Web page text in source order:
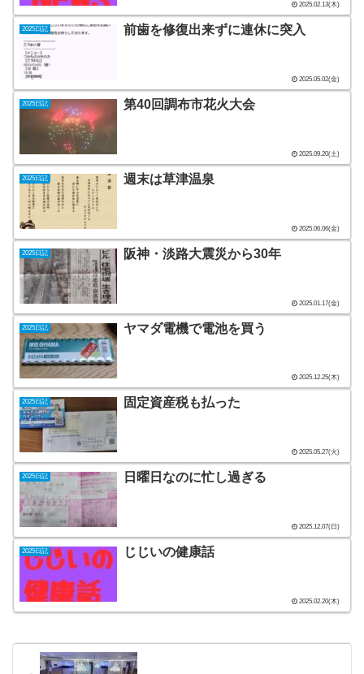
2025.02.13(木)
2025日記 前歯を修復出来ずに連休に突入
2025.05.02(金)
2025日記 第40回調布市花火大会
2025.09.20(土)
2025日記 週末は草津温泉
2025.06.06(金)
2025日記 阪神・淡路大震災から30年
2025.01.17(金)
2025日記 ヤマダ電機で電池を買う
2025.12.25(木)
2025日記 固定資産税も払った
2025.05.27(火)
2025日記 日曜日なのに忙し過ぎる
2025.12.07(日)
2025日記 じじいの健康話
2025.02.20(木)